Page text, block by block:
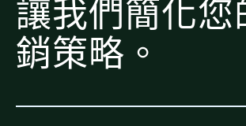
讓我們簡化您
銷策略。